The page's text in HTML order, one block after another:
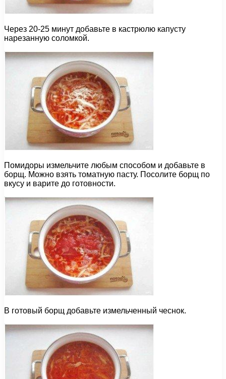
Через 20-25 минут добавьте в кастрюлю капусту
нарезанную соломкой.
Помидоры измельчите любым способом и добавьте в
борщ. Можно взять томатную пасту. Посолите борщ по
вкусу и варите до готовности.
В готовый борщ добавьте измельченный чеснок.